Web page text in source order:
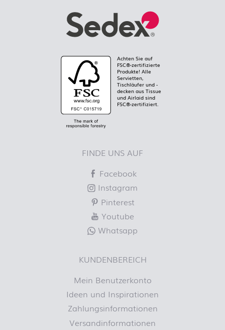
Achten Sie auf
FSC®-zertifizierte
Produkte! Alle
Servietten,
Tischläufer und -
decken aus Tissue
und Airlaid sind
FSC®-zertifiziert.
FINDE UNS AUF
Facebook
Instagram
Pinterest
Youtube
Whatsapp
KUNDENBEREICH
Mein Benutzerkonto
Ideen und Inspirationen
Zahlungsinformationen
Versandinformationen